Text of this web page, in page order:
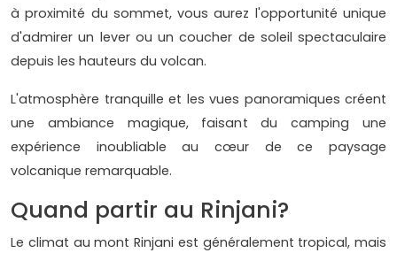
à proximité du sommet, vous aurez l'opportunité unique
d'admirer un lever ou un coucher de soleil spectaculaire
depuis les hauteurs du volcan.
L'atmosphère tranquille et les vues panoramiques créent
une ambiance magique, faisant du camping une
expérience inoubliable au cœur de ce paysage
volcanique remarquable.
Quand partir au Rinjani?
Le climat au mont Rinjani est généralement tropical, mais